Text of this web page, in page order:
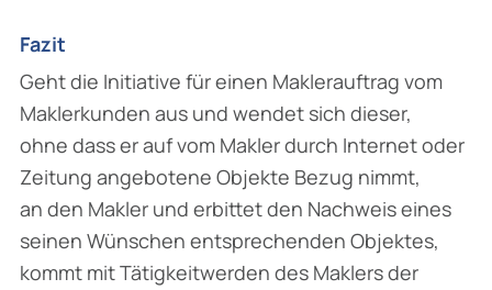
Fazit
Geht die Initiative für einen Maklerauftrag vom
Maklerkunden aus und wendet sich dieser,
ohne dass er auf vom Makler durch Internet oder
Zeitung angebotene Objekte Bezug nimmt,
an den Makler und erbittet den Nachweis eines
seinen Wünschen entsprechenden Objektes,
kommt mit Tätigkeitwerden des Maklers der